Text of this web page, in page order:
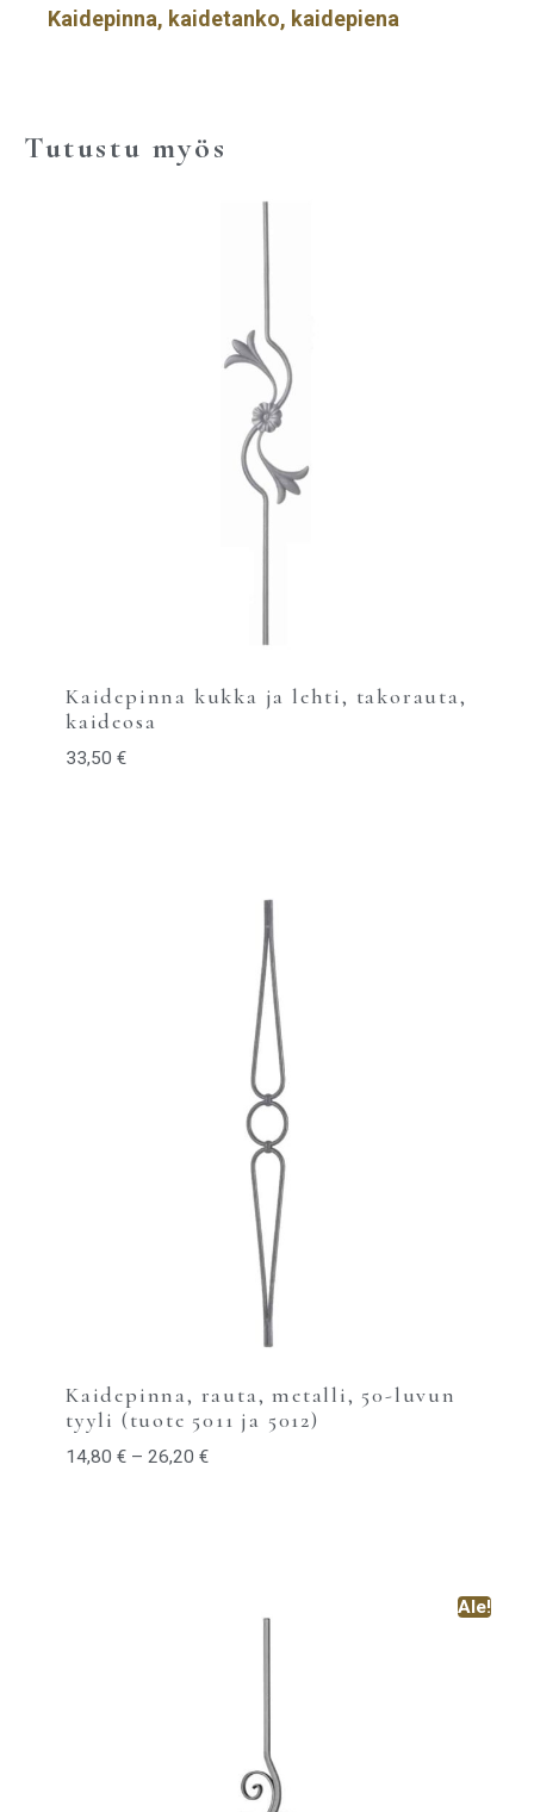
Kaidepinna, kaidetanko, kaidepiena
Tutustu myös
Kaidepinna kukka ja lehti, takorauta,
kaideosa
33,50 €
Kaidepinna, rauta, metalli, 50-luvun
tyyli (tuote 5011 ja 5012)
14,80 € – 26,20 €
Ale!